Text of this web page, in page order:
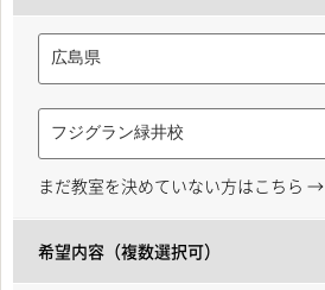
まだ教室を決めていない方はこちら →
希望内容（複数選択可）